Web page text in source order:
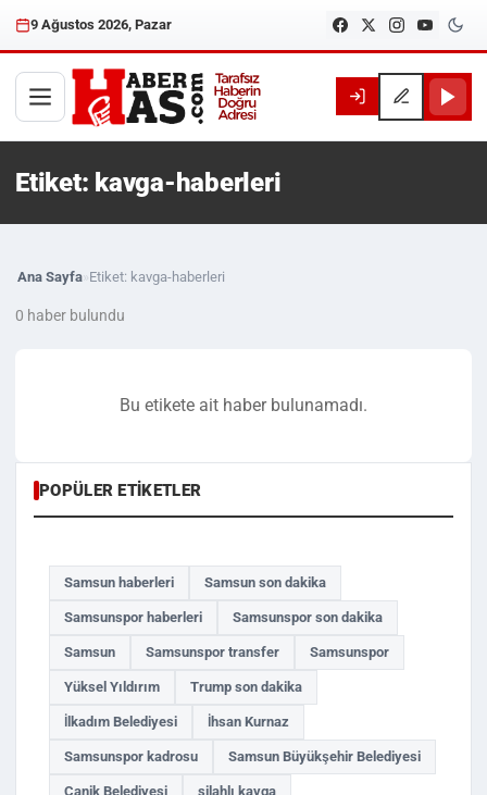
9 Ağustos 2026, Pazar
Etiket: kavga-haberleri
Ana Sayfa Etiket: kavga-haberleri
0 haber bulundu
Bu etikete ait haber bulunamadı.
POPÜLER ETIKETLER
Samsun haberleri Samsun son dakika
Samsunspor haberleri Samsunspor son dakika
Samsun Samsunspor transfer Samsunspor
Yüksel Yıldırım Trump son dakika
İlkadım Belediyesi İhsan Kurnaz
Samsunspor kadrosu Samsun Büyükşehir Belediyesi
Canik Belediyesi silahlı kavga